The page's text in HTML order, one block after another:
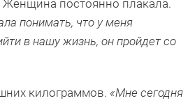
постоянно плакала.
понимать, что у меня
в нашу жизнь, он пройдет со
килограммов. «Мне сегодня